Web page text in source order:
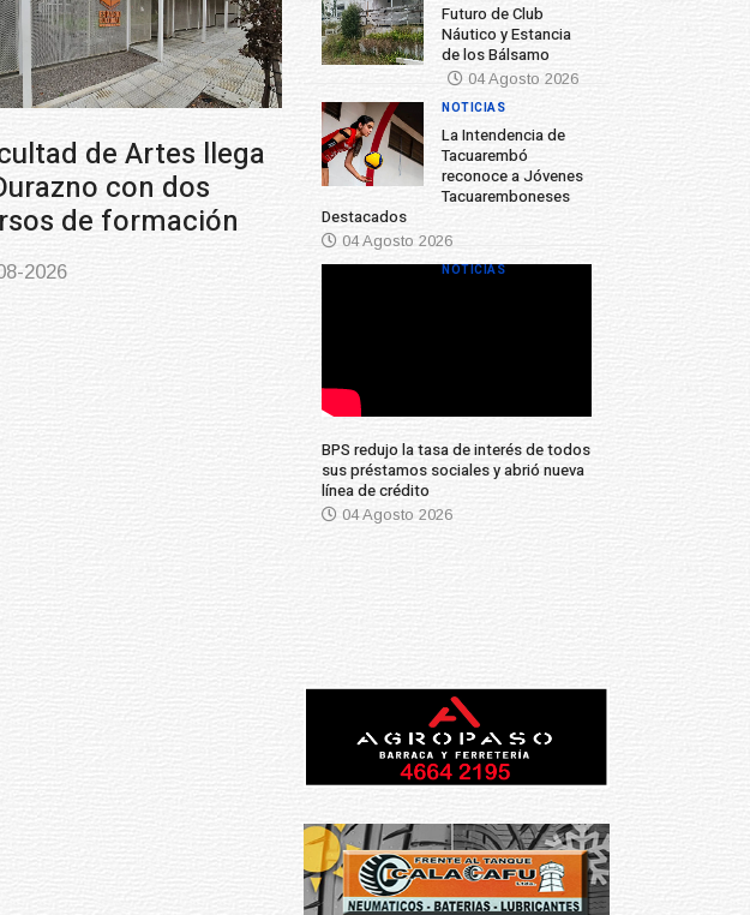
Futuro de Club
Náutico y Estancia
de los Bálsamo
04 Agosto 2026
La Intendencia de
Tacuarembó
reconoce a Jóvenes
Tacuaremboneses
Destacados
04 Agosto 2026
NOTICIAS
BPS redujo la tasa de interés de todos
sus préstamos sociales y abrió nueva
línea de crédito
04 Agosto 2026
NOTICIAS